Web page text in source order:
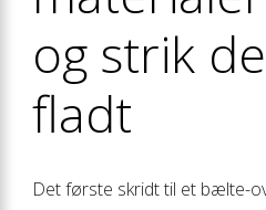
og strik
fladt
Det første skridt til et bælte-